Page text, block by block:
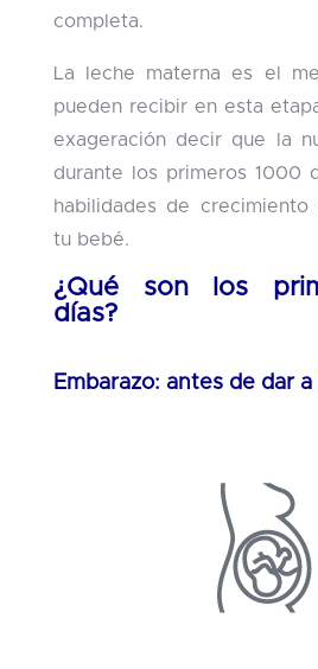
completa.
La leche materna es el
pueden recibir en esta
exageración decir que la
durante los primeros 1000
habilidades de
tu bebé.
¿Qué son los
días?
Embarazo: antes de dar a